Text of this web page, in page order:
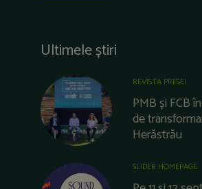
Ultimele știri
REVISTA PRESEI
PMB și FCB
de
Herăstrău
SLIDER HOMEPAGE